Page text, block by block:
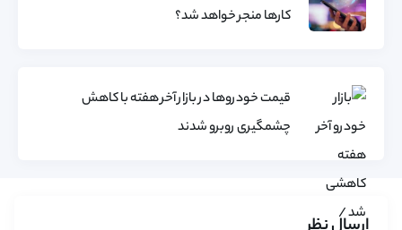
کارها منجر خواهد شد؟
قیمت خودروها در بازار آخر هفته با کاهش
چشمگیری روبرو شدند